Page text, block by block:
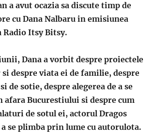
a avut ocazia sa discute timp de
cu Dana Nalbaru in emisiunea
Radio Itsy Bitsy.
Dana a vorbit despre proiectele
despre viata ei de familie, despre
de sotie, despre alegerea de a se
afara Bucurestiului si despre cum
de sotul ei, actorul Dragos
se plimba prin lume cu autorulota.